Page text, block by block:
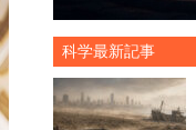
科学最新記事